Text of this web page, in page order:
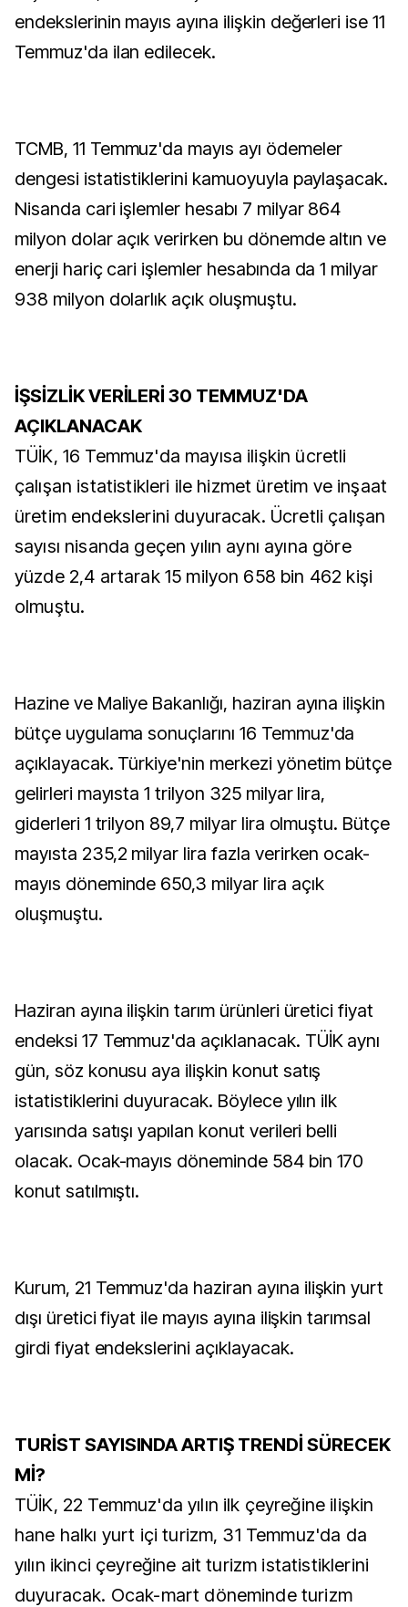
endekslerinin mayıs ayına ilişkin değerleri ise 11
Temmuz'da ilan edilecek.
TCMB, 11 Temmuz'da mayıs ayı ödemeler
dengesi istatistiklerini kamuoyuyla paylaşacak.
Nisanda cari işlemler hesabı 7 milyar 864
milyon dolar açık verirken bu dönemde altın ve
enerji hariç cari işlemler hesabında da 1 milyar
938 milyon dolarlık açık oluşmuştu.
İŞSİZLİK VERİLERİ 30 TEMMUZ'DA
AÇIKLANACAK
TÜİK, 16 Temmuz'da mayısa ilişkin ücretli
çalışan istatistikleri ile hizmet üretim ve inşaat
üretim endekslerini duyuracak. Ücretli çalışan
sayısı nisanda geçen yılın aynı ayına göre
yüzde 2,4 artarak 15 milyon 658 bin 462 kişi
olmuştu.
Hazine ve Maliye Bakanlığı, haziran ayına ilişkin
bütçe uygulama sonuçlarını 16 Temmuz'da
açıklayacak. Türkiye'nin merkezi yönetim bütçe
gelirleri mayısta 1 trilyon 325 milyar lira,
giderleri 1 trilyon 89,7 milyar lira olmuştu. Bütçe
mayısta 235,2 milyar lira fazla verirken ocak-
mayıs döneminde 650,3 milyar lira açık
oluşmuştu.
Haziran ayına ilişkin tarım ürünleri üretici fiyat
endeksi 17 Temmuz'da açıklanacak. TÜİK aynı
gün, söz konusu aya ilişkin konut satış
istatistiklerini duyuracak. Böylece yılın ilk
yarısında satışı yapılan konut verileri belli
olacak. Ocak-mayıs döneminde 584 bin 170
konut satılmıştı.
Kurum, 21 Temmuz'da haziran ayına ilişkin yurt
dışı üretici fiyat ile mayıs ayına ilişkin tarımsal
girdi fiyat endekslerini açıklayacak.
TURİST SAYISINDA ARTIŞ TRENDİ SÜRECEK
Mİ?
TÜİK, 22 Temmuz'da yılın ilk çeyreğine ilişkin
hane halkı yurt içi turizm, 31 Temmuz'da da
yılın ikinci çeyreğine ait turizm istatistiklerini
duyuracak. Ocak-mart döneminde turizm